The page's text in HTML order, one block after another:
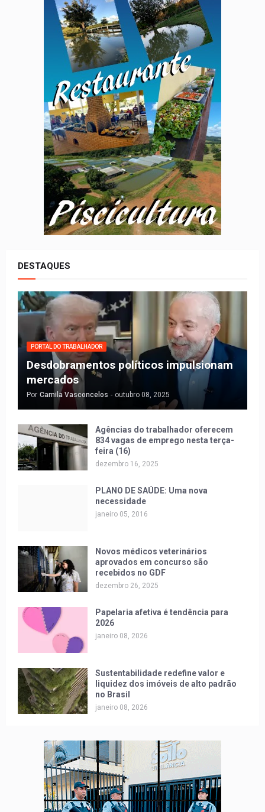
DESTAQUES
PORTAL DO TRABALHADOR
Desdobramentos políticos impulsionam
mercados
Por Camila Vasconcelos - outubro 08, 2025
Agências do trabalhador oferecem
834 vagas de emprego nesta terça-
feira (16)
dezembro 16, 2025
PLANO DE SAÚDE: Uma nova
necessidade
janeiro 05, 2016
Novos médicos veterinários
aprovados em concurso são
recebidos no GDF
dezembro 26, 2025
Papelaria afetiva é tendência para
2026
janeiro 08, 2026
Sustentabilidade redefine valor e
liquidez dos imóveis de alto padrão
no Brasil
janeiro 08, 2026